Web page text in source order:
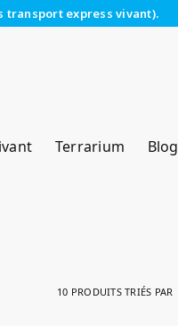
transport express vivant).
Terrarium Blog
10 PRODUITS TRIÉS PAR